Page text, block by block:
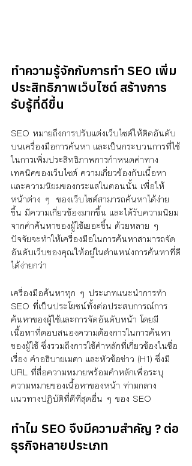
ทำความรู้จักกับการทำ SEO เพิ่ม
ประสิทธิภาพเว็บไซต์ สร้างการ
รับรู้ที่ดีขึ้น
SEO หมายถึงการปรับแต่งเว็บไซต์ให้ติดอันดับ
บนเครื่องมือการค้นหา และเป็นกระบวนการที่ใช้
ในการเพิ่มประสิทธิภาพการกำหนดค่าทาง
เทคนิคของเว็บไซต์ ความเกี่ยวข้องกับเนื้อหา
และความนิยมของกระแสในตอนนั้น เพื่อให้
หน้าต่าง ๆ  ของเว็บไซต์สามารถค้นหาได้ง่าย
ขึ้น มีความเกี่ยวข้องมากขึ้น และได้รับความนิยม
จากคำค้นหาของผู้ใช้เยอะขึ้น ด้วยหลาย ๆ
ปัจจัยจะทำให้เครื่องมือในการค้นหาสามารถจัด
อันดับเว็บของคุณให้อยู่ในตำแหน่งการค้นหาที่ดี
ได้ง่ายกว่า
เครื่องมือค้นหาทุก ๆ ประเภทแนะนำการทำ
SEO ที่เป็นประโยชน์ทั้งต่อประสบการณ์การ
ค้นหาของผู้ใช้และการจัดอันดับหน้า โดยมี
เนื้อหาที่ตอบสนองความต้องการในการค้นหา
ของผู้ใช้ ซึ่งรวมถึงการใช้คำหลักที่เกี่ยวข้องในชื่อ
เรื่อง คำอธิบายเมตา และหัวข้อข่าว (H1) ซึ่งมี
URL ที่สื่อความหมายพร้อมคำหลักเพื่อระบุ
ความหมายของเนื้อหาของหน้า ท่ามกลาง
แนวทางปฏิบัติที่ดีที่สุดอื่น ๆ ของ SEO
ทำไม SEO จึงมีความสำคัญ ? ต่อ
ธุรกิจหลายประเภท